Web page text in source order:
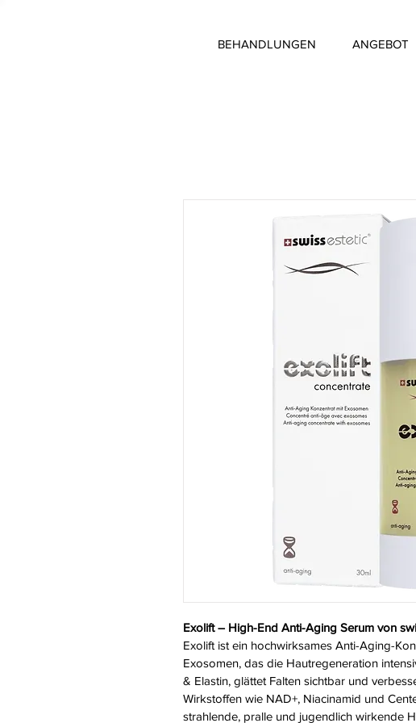
BEHANDLUNGEN ANGEBOT
Exolift – High-End Anti-Aging Serum von
Exolift ist ein hochwirksames Anti-Aging-
Exosomen, das die Hautregeneration
& Elastin, glättet Falten sichtbar und
Wirkstoffen wie NAD+, Niacinamid und
strahlende, pralle und jugendlich wirkende